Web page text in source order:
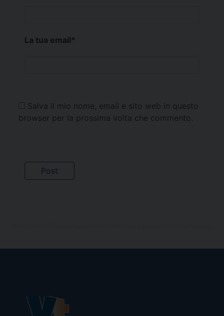
La tua email*
Salva il mio nome, email e sito web in questo
browser per la prossima volta che commento.